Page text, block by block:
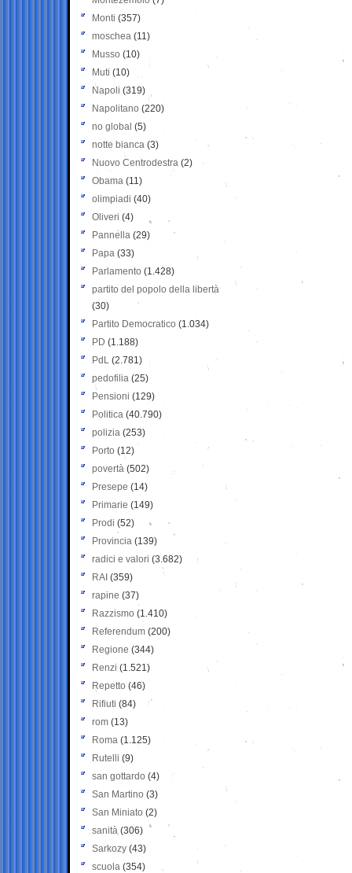
Monti (357)
moschea (11)
Musso (10)
Muti (10)
Napoli (319)
Napolitano (220)
no global (5)
notte bianca (3)
Nuovo Centrodestra (2)
Obama (11)
olimpiadi (40)
Oliveri (4)
Pannella (29)
Papa (33)
Parlamento (1.428)
partito del popolo della libertà
(30)
Partito Democratico (1.034)
PD (1.188)
PdL (2.781)
pedofilia (25)
Pensioni (129)
Politica (40.790)
polizia (253)
Porto (12)
povertà (502)
Presepe (14)
Primarie (149)
Prodi (52)
Provincia (139)
radici e valori (3.682)
RAI (359)
rapine (37)
Razzismo (1.410)
Referendum (200)
Regione (344)
Renzi (1.521)
Repetto (46)
Rifiuti (84)
rom (13)
Roma (1.125)
Rutelli (9)
san gottardo (4)
San Martino (3)
San Miniato (2)
sanità (306)
Sarkozy (43)
scuola (354)